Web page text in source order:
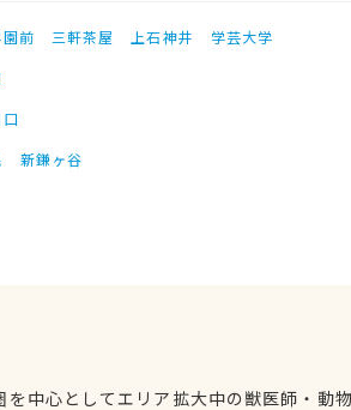
前 三軒茶屋 上石神井
学芸大学
新鎌ヶ谷
中心としてエリア拡大中の獣医師・動